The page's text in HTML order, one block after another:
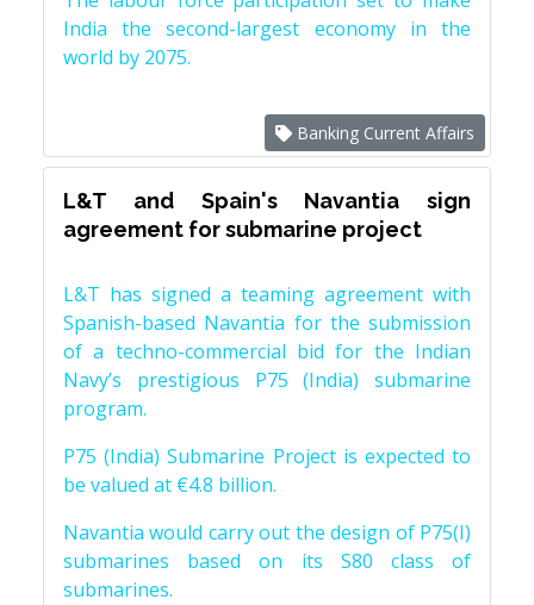
India the second-largest economy in the
world by 2075.
Banking Current Affairs
L&T and Spain's Navantia sign
agreement for submarine project
L&T has signed a teaming agreement with
Spanish-based Navantia for the submission
of a techno-commercial bid for the Indian
Navy’s prestigious P75 (India) submarine
program.
P75 (India) Submarine Project is expected to
be valued at €4.8 billion.
Navantia would carry out the design of P75(I)
submarines based on its S80 class of
submarines.